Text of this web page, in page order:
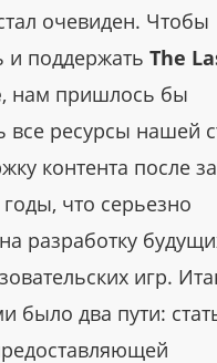
очевиден. Чтобы
и поддержать The
, нам пришлось бы
все ресурсы нашей
контента после
что серьезно
разработку
игр.
было два пути: